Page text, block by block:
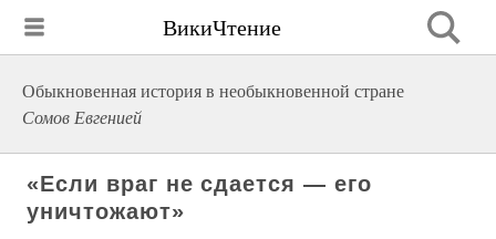
ВикиЧтение
Обыкновенная история в необыкновенной стране
Сомов Евгенией
«Если враг не сдается — его
уничтожают»